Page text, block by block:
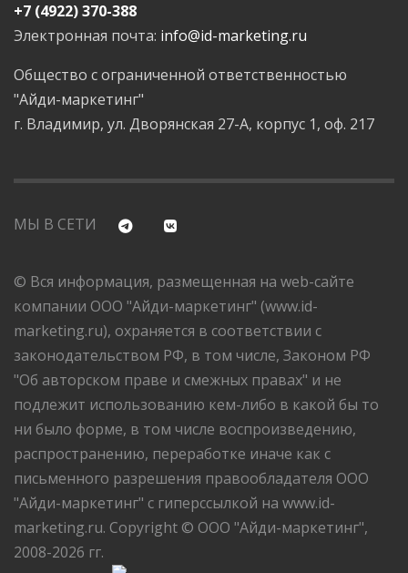
+7 (4922) 370-388
Электронная почта: info@id-marketing.ru
Общество с ограниченной ответственностью
"Айди-маркетинг"
г. Владимир, ул. Дворянская 27-А, корпус 1, оф. 217
МЫ В СЕТИ
© Вся информация, размещенная на web-сайте
компании ООО "Айди-маркетинг" (www.id-
marketing.ru), охраняется в соответствии с
законодательством РФ, в том числе, Законом РФ
"Об авторском праве и смежных правах" и не
подлежит использованию кем-либо в какой бы то
ни было форме, в том числе воспроизведению,
распространению, переработке иначе как с
письменного разрешения правообладателя ООО
"Айди-маркетинг" с гиперссылкой на www.id-
marketing.ru. Copyright © ООО "Айди-маркетинг",
2008-2026 гг.